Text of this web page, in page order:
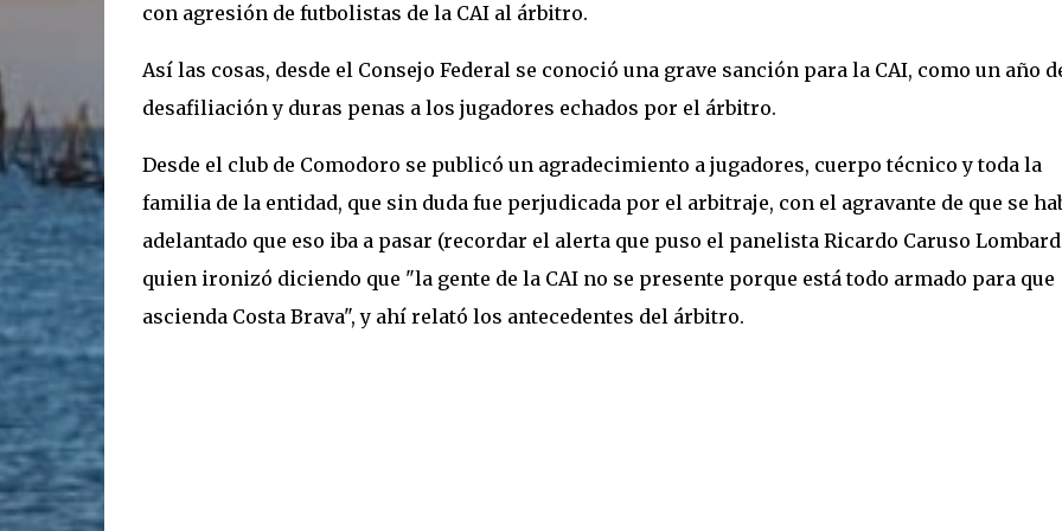
con agresión de futbolistas de la CAI al árbitro.
Así las cosas, desde el Consejo Federal se conoció una grave sanción para la CAI, como un año
desafiliación y duras penas a los jugadores echados por el árbitro.
Desde el club de Comodoro se publicó un agradecimiento a jugadores, cuerpo técnico y toda la
familia de la entidad, que sin duda fue perjudicada por el arbitraje, con el agravante de que se
adelantado que eso iba a pasar (recordar el alerta que puso el panelista Ricardo Caruso
quien ironizó diciendo que "la gente de la CAI no se presente porque está todo armado para que
ascienda Costa Brava", y ahí relató los antecedentes del árbitro.